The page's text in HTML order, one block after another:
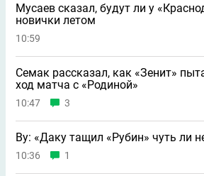
Мусаев сказал, будут ли у
новички летом
10:59
Семак рассказал, как «Зенит»
ход матча с «Родиной»
10:47 3
Ву: «Даку тащил «Рубин» чуть ли
10:36 1